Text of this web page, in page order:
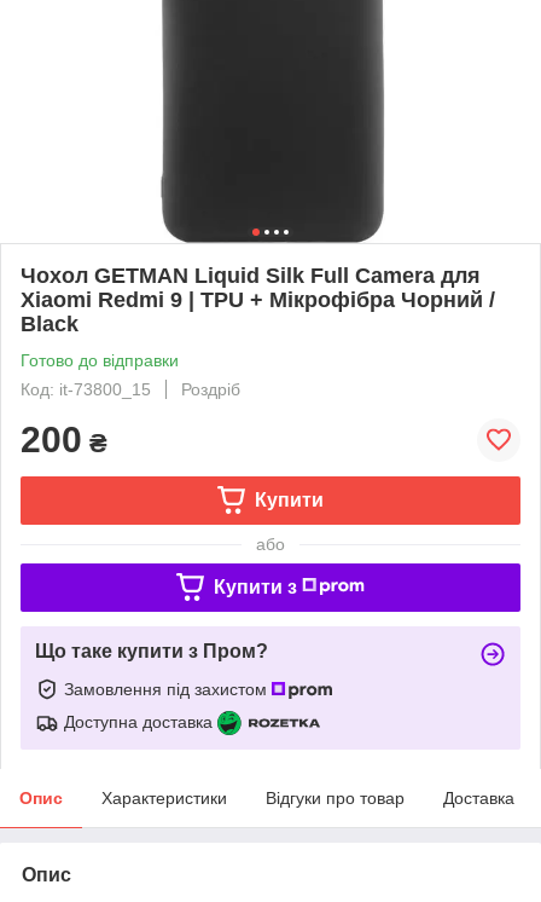
Чохол GETMAN Liquid Silk Full Camera для
Xiaomi Redmi 9 | TPU + Мікрофібра Чорний /
Black
Готово до відправки
Код: it-73800_15
Роздріб
200 ₴
Купити
або
Купити з
Що таке купити з Пром?
Замовлення під захистом
Доступна доставка
Опис Характеристики Відгуки про товар Доставка
Опис